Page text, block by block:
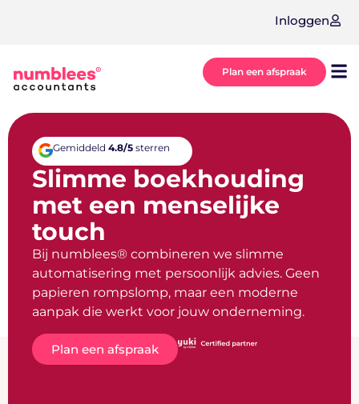
Inloggen
Plan een afspraak
Gemiddeld 4.8/5 sterren
Slimme boekhouding
met een menselijke
touch
Bij numblees® combineren we slimme
automatisering met persoonlijk advies. Geen
papieren rompslomp, maar een moderne
aanpak die werkt voor jouw onderneming.
Plan een afspraak